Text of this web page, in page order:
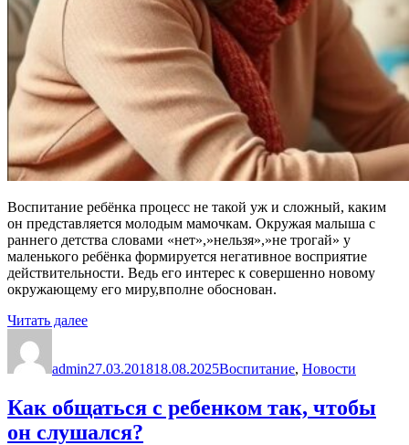
Воспитание ребёнка процесс не такой уж и сложный, каким
он представляется молодым мамочкам. Окружая малыша с
раннего детства словами «нет»,»нельзя»,»не трогай» у
маленького ребёнка формируется негативное восприятие
действительности. Ведь его интерес к совершенно новому
окружающему его миру,вполне обоснован.
Читать далее«Воспитание
admin27.03.201818.08.2025Воспитание, Новости
Как общаться с ребенком так, чтобы
он слушался?